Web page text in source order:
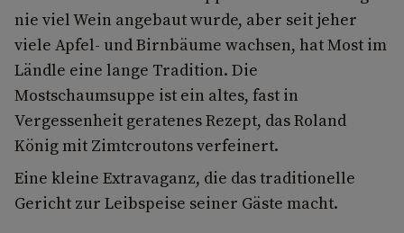
nie viel Wein angebaut wurde, aber seit jeher
viele Apfel- und Birnbäume wachsen, hat Most im
Ländle eine lange Tradition. Die
Mostschaumsuppe ist ein altes, fast in
Vergessenheit geratenes Rezept, das Roland
König mit Zimtcroutons verfeinert.
Eine kleine Extravaganz, die das traditionelle
Gericht zur Leibspeise seiner Gäste macht.